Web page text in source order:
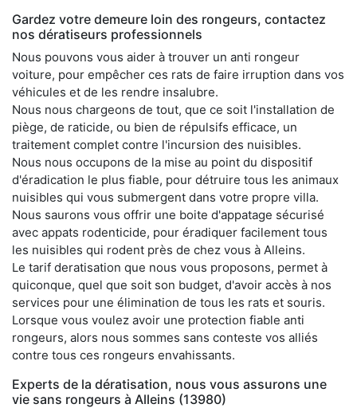
Gardez votre demeure loin des rongeurs, contactez
nos dératiseurs professionnels
Nous pouvons vous aider à trouver un anti rongeur
voiture, pour empêcher ces rats de faire irruption dans vos
véhicules et de les rendre insalubre.
Nous nous chargeons de tout, que ce soit l'installation de
piège, de raticide, ou bien de répulsifs efficace, un
traitement complet contre l'incursion des nuisibles.
Nous nous occupons de la mise au point du dispositif
d'éradication le plus fiable, pour détruire tous les animaux
nuisibles qui vous submergent dans votre propre villa.
Nous saurons vous offrir une boite d'appatage sécurisé
avec appats rodenticide, pour éradiquer facilement tous
les nuisibles qui rodent près de chez vous à Alleins.
Le tarif deratisation que nous vous proposons, permet à
quiconque, quel que soit son budget, d'avoir accès à nos
services pour une élimination de tous les rats et souris.
Lorsque vous voulez avoir une protection fiable anti
rongeurs, alors nous sommes sans conteste vos alliés
contre tous ces rongeurs envahissants.
Experts de la dératisation, nous vous assurons une
vie sans rongeurs à Alleins (13980)